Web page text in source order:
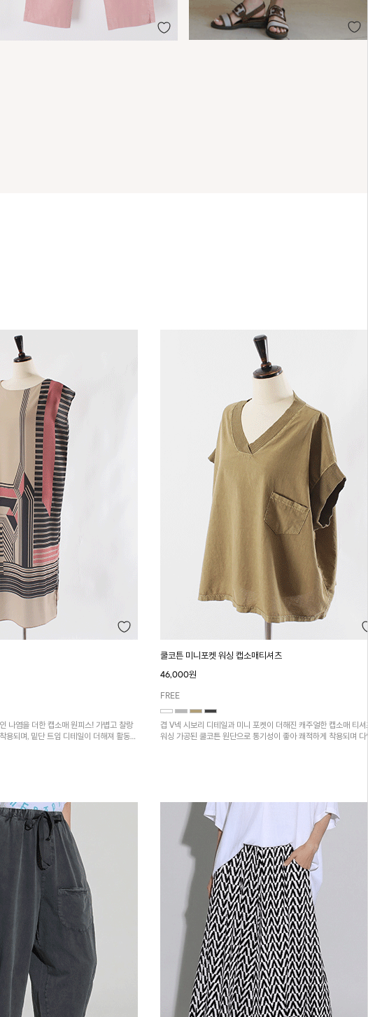
나염을 더한 캡소매 원피스! 가볍고 찰랑
용되며, 밑단 트임 디테일이 더해져 활동성
쿨코튼 미니포켓 워싱 캡소매티셔츠
46,000원
FREE
겹 V넥 시보리 디테일과 미니 포켓이 더해진 캐주얼한 캡소매 티셔
워싱 가공된 쿨코튼 원단으로 통기성이 좋아 쾌적하게 착용되며 다